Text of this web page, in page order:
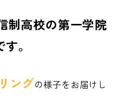
制高校の第一学院
。
リ ングの様子をお届けし